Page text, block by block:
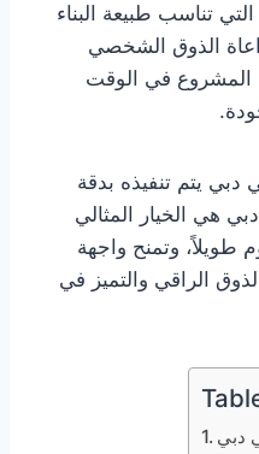
التي تناسب طبيعة البناء
الذوق الشخصي
المشروع في الوقت
يتم تنفيذه بدقة
هي الخيار المثالي
طويلاً، وتمنح واجهة
الراقي والتميز في
دبي